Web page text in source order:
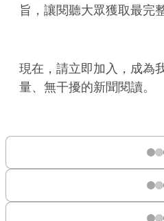
旨，讓閱聽大眾獲取最完
現在，請立即加入，成為
量、無干擾的新聞閱讀。